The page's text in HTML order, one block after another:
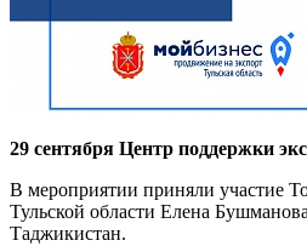
29 сентября Центр поддержки
В мероприятии приняли участие
Тульской области Елена
Таджикистан.